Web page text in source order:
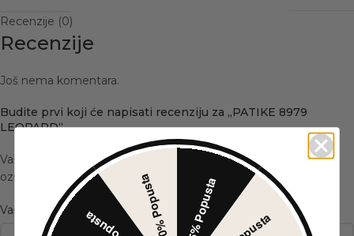
Recenzije (0)
Recenzije
Još nema komentara.
Budite prvi koji će napisati recenziju za „PATIKE 8979
LEOPARD“
Vaša adresa e-pošte neće biti objavljena. Neophodna polja su
označena
Vaša ocena* 5% Popusta
30% Popusta